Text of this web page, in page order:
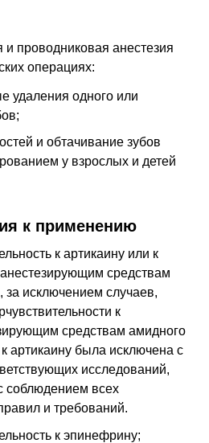
проводниковая анестезия
операциях:
удаления одного или
и обтачивание зубов
у взрослых и детей
к применению
к артикаину или к
средствам
за исключением случаев,
к
средствам амидного
артикаину была исключена с
исследований,
соблюдением всех
и требований.
к эпинефрину;